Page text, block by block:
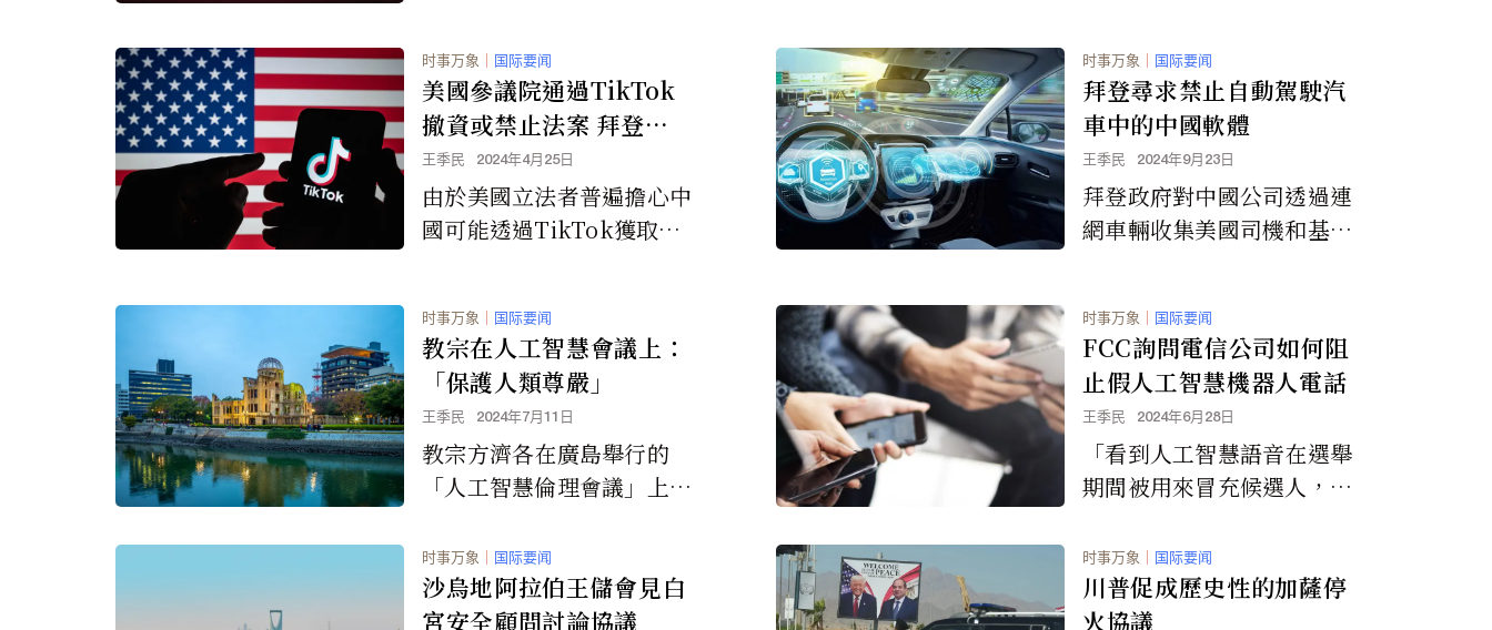
一。
时事万象 ｜ 国际要闻
美國參議院通過TikTok
撤資或禁止法案 拜登將
簽署立法
王季民 2024年4月25日
由於美國立法者普遍擔心中
國可能透過TikTok獲取美
過，並將由美國總統拜登簽
署立法。
时事万象 ｜ 国际要闻
拜登尋求禁止自動駕駛汽
車中的中國軟體
王季民 2024年9月23日
拜登政府對中國公司透過連
網車輛收集美國司機和基礎
示嚴重擔憂。
时事万象 ｜ 国际要闻
教宗在人工智慧會議上：
「保護人類尊嚴」
王季民 2024年7月11日
教宗方濟各在廣島舉行的
「人工智慧倫理會議」上呼
統，並指出「任何機器都不
應選擇奪走人類的生命。」
时事万象 ｜ 国际要闻
FCC詢問電信公司如何阻
止假人工智慧機器人電話
王季民 2024年6月28日
「看到人工智慧語音在選舉
期間被用來冒充候選人，尤
智慧工具越來越容易被不良
行為者和騙子利用，我們需
要盡一切努力阻止這些垃圾
时事万象 ｜ 国际要闻
沙烏地阿拉伯王儲會見白
宮安全顧問討論協議
时事万象 ｜ 国际要闻
川普促成歷史性的加薩停
火協議